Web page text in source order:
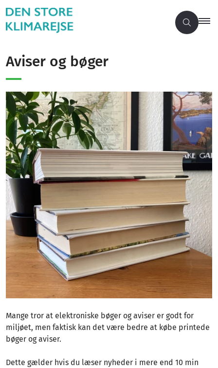
Aviser og bøger
Mange tror at elektroniske bøger og aviser er godt for
miljøet, men faktisk kan det være bedre at købe printede
bøger og aviser.
Dette gælder hvis du læser nyheder i mere end 10 min